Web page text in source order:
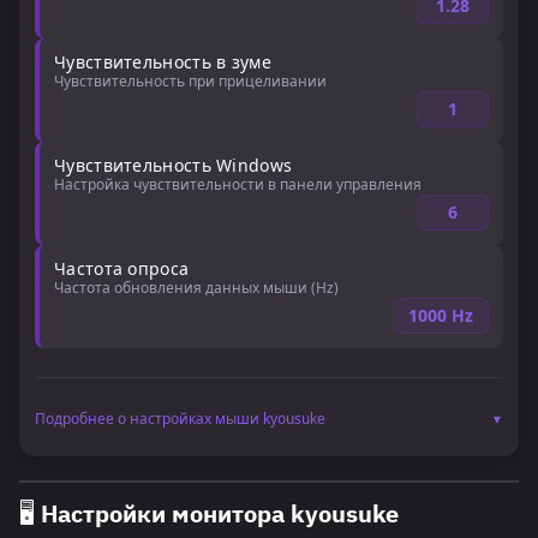
1.28
Чувствительность в зуме
Чувствительность при прицеливании
1
Чувствительность Windows
Настройка чувствительности в панели управления
6
Частота опроса
Частота обновления данных мыши (Hz)
1000 Hz
Подробнее о настройках мыши kyousuke ▼
Поклонники часто выясняют, какие настройки мыши у
🖥️ Настройки монитора kyousuke